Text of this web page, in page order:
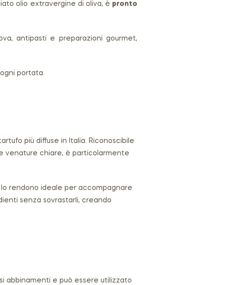
olio extravergine di oliva, è pronto
antipasti e preparazioni gourmet,
portata.
più diffuse in Italia. Riconoscibile
venature chiare, è particolarmente
rendono ideale per accompagnare
senza sovrastarli, creando
abbinamenti e può essere utilizzato